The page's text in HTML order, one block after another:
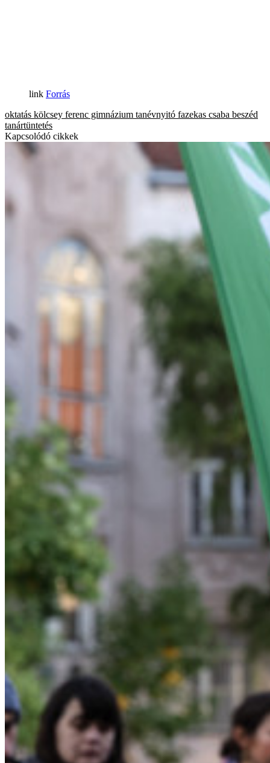
Forrás
oktatás kölcsey ferenc gimnázium tanévnyitó fazekas csaba beszéd
tanártüntetés
Kapcsolódó cikkek